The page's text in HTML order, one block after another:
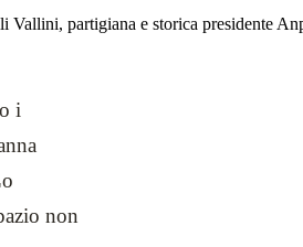
partigiana e storica presidente
i
non